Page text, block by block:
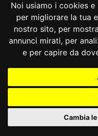
Noi usiamo i cookies
per migliorare la tua
nostro sito, per
annunci mirati, per
e per capire da
Cambia
Le questioni
sollevate con i
dichiarate
PER
legittimità
6, 7, 8, 9, 10 e 11
135 (Riforma